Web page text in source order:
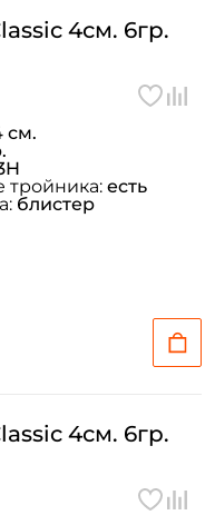
4см. 6гр.
см.
тройника: есть
блистер
4см. 6гр.